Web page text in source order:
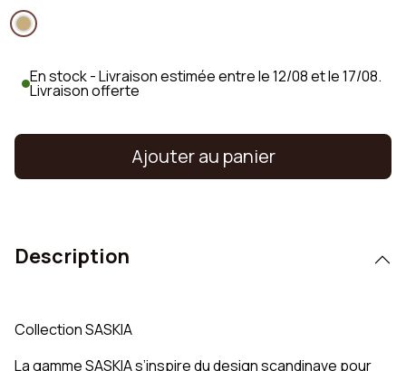
En stock - Livraison estimée entre le 12/08 et le 17/08.
Livraison offerte
Ajouter au panier
Description
Collection SASKIA
La gamme SASKIA s’inspire du design scandinave pour